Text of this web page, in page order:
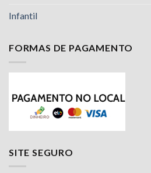
Infantil
FORMAS DE PAGAMENTO
SITE SEGURO
Nossa equipe de
para responder às